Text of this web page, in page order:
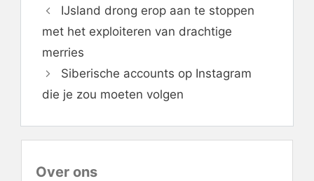
IJsland drong erop aan te stoppen
met het exploiteren van drachtige
merries
Siberische accounts op Instagram
die je zou moeten volgen
Over ons